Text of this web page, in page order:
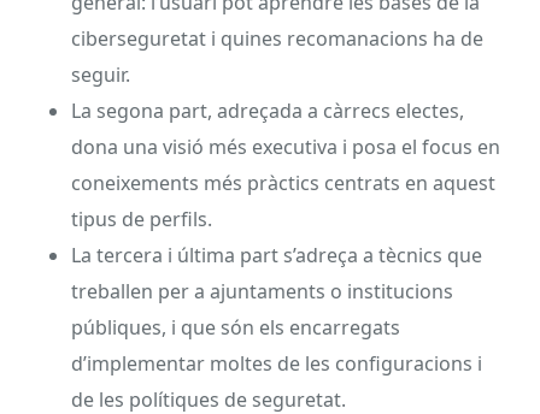
ciberseguretat i quines recomanacions ha de
seguir.
La segona part, adreçada a càrrecs electes,
dona una visió més executiva i posa el focus en
coneixements més pràctics centrats en aquest
tipus de perfils.
La tercera i última part s’adreça a tècnics que
treballen per a ajuntaments o institucions
públiques, i que són els encarregats
d’implementar moltes de les configuracions i
de les polítiques de seguretat.